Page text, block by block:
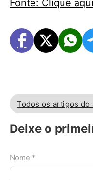
Fonte: Clique aqui
Todos os artigos do
Deixe o
Nome *